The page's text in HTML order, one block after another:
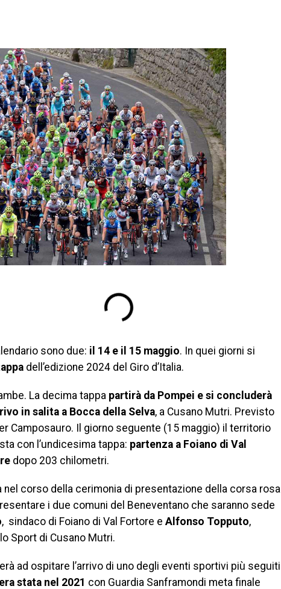
sono due: il 14 e il 15 maggio. In quei giorni si
dell’edizione 2024 del Giro d’Italia.
La decima tappa partirà da Pompei e si concluderà
in salita a Bocca della Selva, a Cusano Mutri. Previsto
Camposauro. Il giorno seguente (15 maggio) il territorio
con l’undicesima tappa: partenza a Foiano di Val
dopo 203 chilometri.
nel corso della cerimonia di presentazione della corsa rosa
i due comuni del Beneventano che saranno sede
, sindaco di Foiano di Val Fortore e Alfonso Topputo,
Sport di Cusano Mutri.
ad ospitare l’arrivo di uno degli eventi sportivi più seguiti
stata nel 2021 con Guardia Sanframondi meta finale